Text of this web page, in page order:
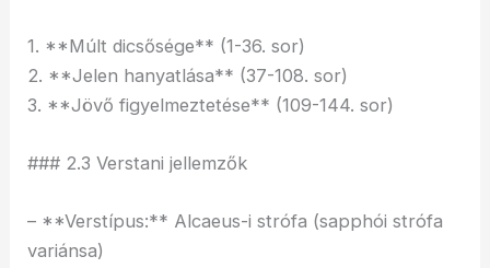
1. **Múlt dicsősége** (1-36. sor)
2. **Jelen hanyatlása** (37-108. sor)
3. **Jövő figyelmeztetése** (109-144. sor)
### 2.3 Verstani jellemzők
– **Verstípus:** Alcaeus-i strófa (sapphói strófa
variánsa)